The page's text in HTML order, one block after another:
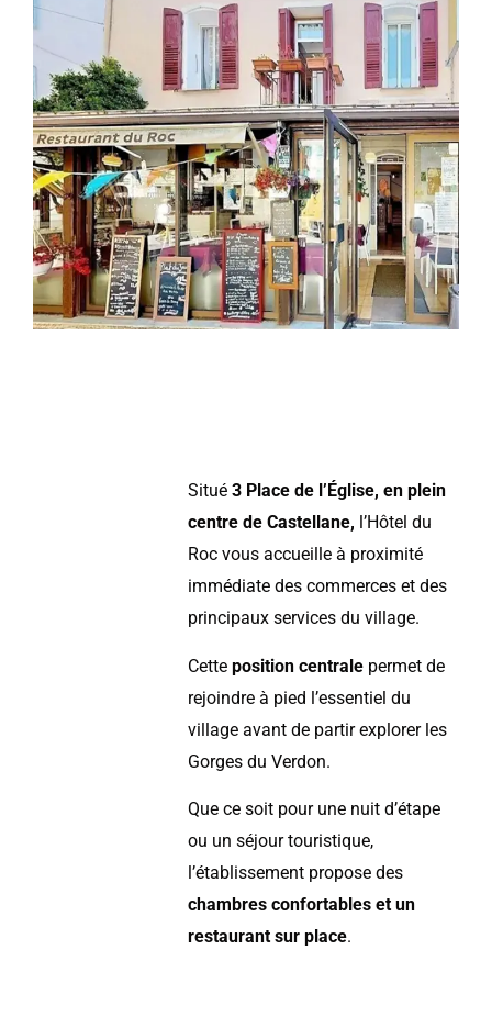
Situé 3 Place de l’Église, en plein
centre de Castellane, l’Hôtel du
Roc vous accueille à proximité
immédiate des commerces et des
principaux services du village.
Cette position centralepermet de
rejoindre à pied l’essentiel du
village avant de partir explorer les
Gorges du Verdon.
Que ce soit pour une nuit d’étape
ou un séjour touristique,
l’établissement propose des
chambres confortables et un
restaurant sur place.